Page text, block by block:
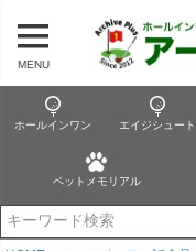
MENU
ホールインワン エイジシュート
ペットメモリアル